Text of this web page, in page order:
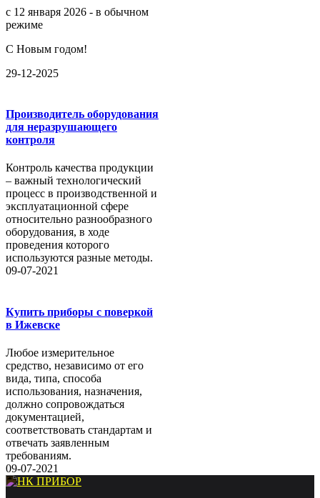
с 12 января 2026 - в обычном
режиме
С Новым годом!
29-12-2025
Производитель оборудования
для неразрушающего
контроля
Контроль качества продукции
– важный технологический
процесс в производственной и
эксплуатационной сфере
относительно разнообразного
оборудования, в ходе
проведения которого
используются разные методы.
09-07-2021
Купить приборы с поверкой
в Ижевске
Любое измерительное
средство, независимо от его
вида, типа, способа
использования, назначения,
должно сопровождаться
документацией,
соответствовать стандартам и
отвечать заявленным
требованиям.
09-07-2021